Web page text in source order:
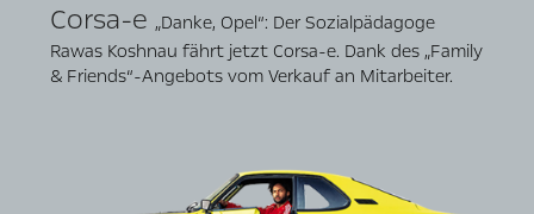
Corsa-e „Danke, Opel“: Der Sozialpädagoge
Rawas Koshnau fährt jetzt Corsa-e. Dank des „Family
& Friends“-Angebots vom Verkauf an Mitarbeiter.